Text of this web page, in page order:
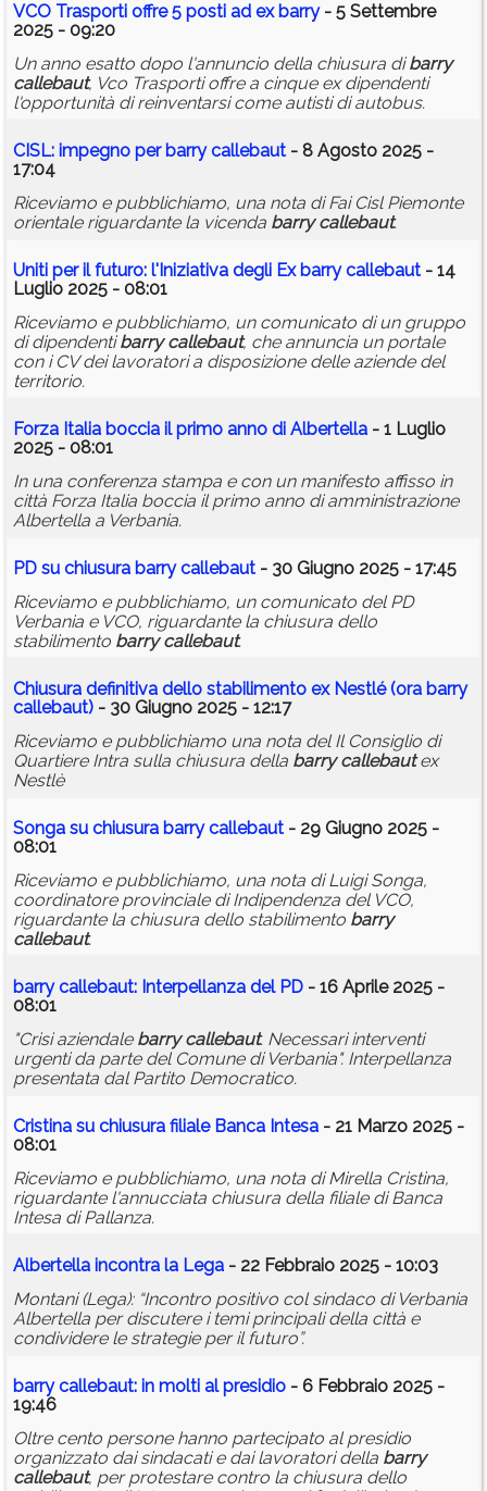
VCO Trasporti offre 5 posti ad ex barry- 5 Settembre
2025 - 09:20
Un anno esatto dopo l'annuncio della chiusura dibarry
callebaut, Vco Trasporti offre a cinque ex dipendenti
l'opportunità di reinventarsi come autisti di autobus.
CISL: impegno per barry callebaut - 8 Agosto 2025 -
17:04
Riceviamo e pubblichiamo, una nota di Fai Cisl Piemonte
orientale riguardante la vicenda barry callebaut.
Uniti per il futuro: l'Iniziativa degli Ex barry callebaut - 14
Luglio 2025 - 08:01
Riceviamo e pubblichiamo, un comunicato di un gruppo
di dipendentibarry callebaut, che annuncia un portale
con i CV dei lavoratori a disposizione delle aziende del
territorio.
Forza Italia boccia il primo anno di Albertella - 1 Luglio
2025 - 08:01
In una conferenza stampa e con un manifesto affisso in
città Forza Italia boccia il primo anno di amministrazione
Albertella a Verbania.
PD su chiusura barry callebaut - 30 Giugno 2025 - 17:45
Riceviamo e pubblichiamo, un comunicato del PD
Verbania e VCO, riguardante la chiusura dello
stabilimento barry callebaut.
Chiusura definitiva dello stabilimento ex Nestlé (ora barry
callebaut) - 30 Giugno 2025 - 12:17
Riceviamo e pubblichiamo una nota del Il Consiglio di
Quartiere Intra sulla chiusura della barry callebautex
Nestlè
Songa su chiusura barry callebaut - 29 Giugno 2025 -
08:01
Riceviamo e pubblichiamo, una nota di Luigi Songa,
coordinatore provinciale di Indipendenza del VCO,
riguardante la chiusura dello stabilimento barry
callebaut.
barry callebaut: Interpellanza del PD - 16 Aprile 2025 -
08:01
"Crisi aziendale barry callebaut. Necessari interventi
urgenti da parte del Comune di Verbania". Interpellanza
presentata dal Partito Democratico.
Cristina su chiusura filiale Banca Intesa - 21 Marzo 2025 -
08:01
Riceviamo e pubblichiamo, una nota di Mirella Cristina,
riguardante l'annucciata chiusura della filiale di Banca
Intesa di Pallanza.
Albertella incontra la Lega - 22 Febbraio 2025 - 10:03
Montani (Lega): “Incontro positivo col sindaco di Verbania
Albertella per discutere i temi principali della città e
condividere le strategie per il futuro”.
barry callebaut: in molti al presidio - 6 Febbraio 2025 -
19:46
Oltre cento persone hanno partecipato al presidio
organizzato dai sindacati e dai lavoratori della barry
callebaut, per protestare contro la chiusura dello